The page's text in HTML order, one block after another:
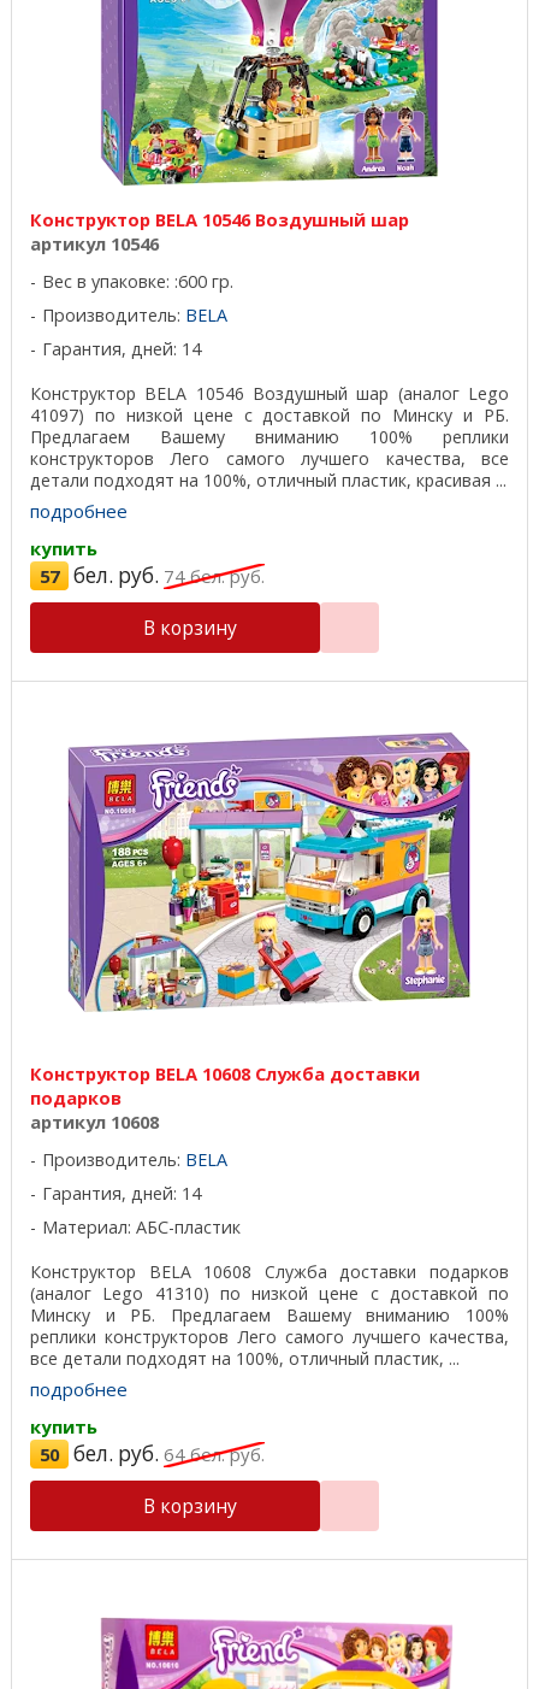
Конструктор BELA 10546 Воздушный шар
артикул 10546
Вес в упаковке: :600 гр.
Производитель: BELA
Гарантия, дней: 14
Конструктор BELA 10546 Воздушный шар (аналог Lego
41097) по низкой цене с доставкой по Минску и РБ.
Предлагаем Вашему вниманию 100% реплики
конструкторов Лего самого лучшего качества, все
детали подходят на 100%, отличный пластик, красивая ...
подробнее
купить
57 бел. руб. 74бел. руб.
В корзину
Конструктор BELA 10608 Служба доставки
подарков
артикул 10608
Производитель: BELA
Гарантия, дней: 14
Материал: АБС-пластик
Конструктор BELA 10608 Служба доставки подарков
(аналог Lego 41310) по низкой цене с доставкой по
Минску и РБ. Предлагаем Вашему вниманию 100%
реплики конструкторов Лего самого лучшего качества,
все детали подходят на 100%, отличный пластик, ...
подробнее
купить
50 бел. руб. 64бел. руб.
В корзину